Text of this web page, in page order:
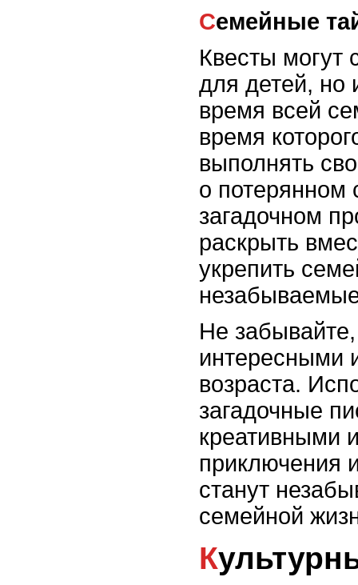
Семейные
Квесты могут
для детей, но
время всей
время
выполнять
о потерянном
загадочном
раскрыть
укрепить
Не
интересными
возраста.
загадочные
креативными
приключения
станут
семейной